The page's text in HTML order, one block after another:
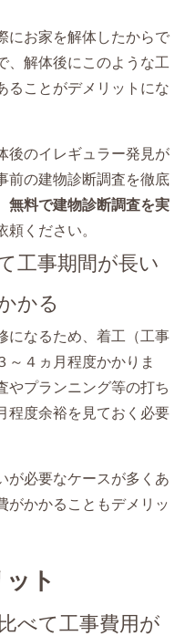
にお家を解体したからで
、解体後にこのような工
ることがデメリットにな
後のイレギュラー発見が
前の建物診断調査を徹底
無料で建物診断調査を実
ください。
工事期間が長い
かる
になるため、着工（工事
～４ヵ月程度かかりま
やプランニング等の打ち
程度余裕を見ておく必要
が必要なケースが多くあ
がかかることもデメリッ
ト
べて工事費用が